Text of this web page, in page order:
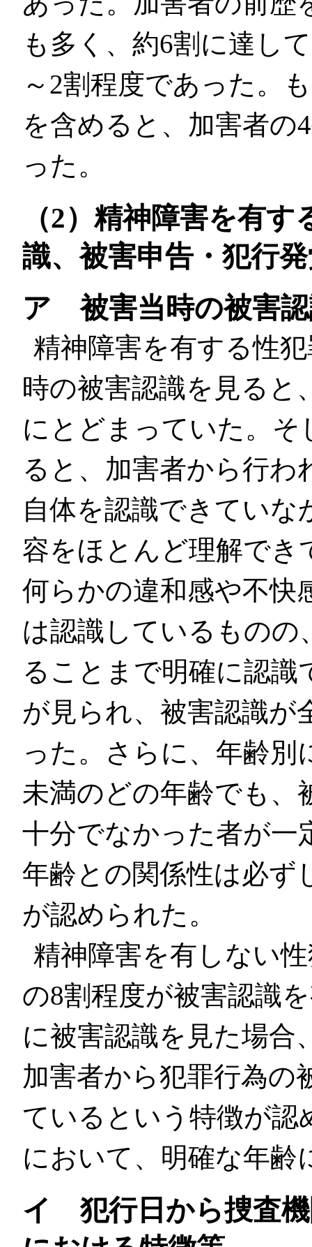
も多く、約6割に達し
～2割程度であった。
を含めると、加害者の
った。
（2）精神障害を有
識、被害申告・犯行
ア 被害当時の被害
精神障害を有する性
時の被害認識を見ると
にとどまっていた。そ
ると、加害者から行わ
自体を認識できていな
容をほとんど理解でき
何らかの違和感や不快
は認識しているものの
ることまで明確に認
が見られ、被害認識が
った。さらに、年齢別
未満のどの年齢でも、
十分でなかった者が一
年齢との関係性は必ず
が認められた。
精神障害を有しない
の8割程度が被害認識
に被害認識を見た場合
加害者から犯罪行為の
ているという特徴が認
において、明確な年齢
イ 犯行日から捜査機